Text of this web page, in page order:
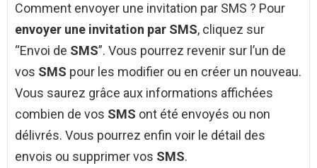
Comment envoyer une invitation par SMS ? Pour
envoyer une invitation par SMS, cliquez sur
“Envoi de SMS”. Vous pourrez revenir sur l’un de
vos SMS pour les modifier ou en créer un nouveau.
Vous saurez grâce aux informations affichées
combien de vos SMS ont été envoyés ou non
délivrés. Vous pourrez enfin voir le détail des
envois ou supprimer vos SMS.